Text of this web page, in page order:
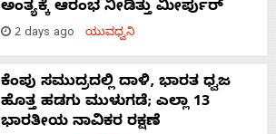
ಅಂತ್ಯಕ್ಕೆ ಆರಂಭ ನೀಡಿತ್ತು ಮೀರ್ಪುರ್
2 days ago ಯುವಧ್ವನಿ
ಕೆಂಪು ಸಮುದ್ರದಲ್ಲಿ ದಾಳಿ, ಭಾರತ ಧ್ವಜ
ಹೊತ್ತ ಹಡಗು ಮುಳುಗಡೆ; ಎಲ್ಲಾ 13
ಭಾರತೀಯ ನಾವಿಕರ ರಕ್ಷಣೆ